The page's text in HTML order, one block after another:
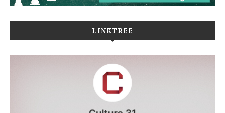
LINKTREE